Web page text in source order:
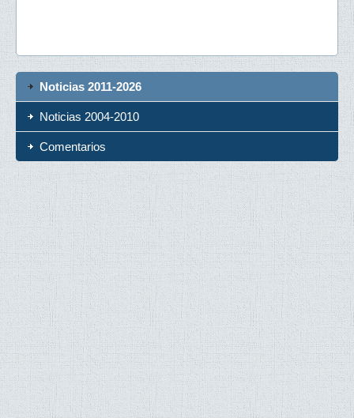
Noticias 2011-2026
Noticias 2004-2010
Comentarios